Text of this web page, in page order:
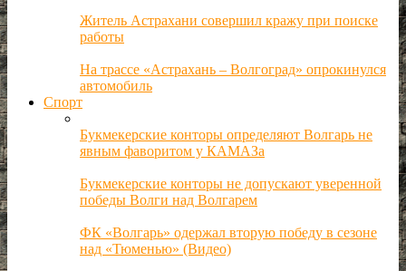
Житель Астрахани совершил кражу при поиске
работы
На трассе «Астрахань – Волгоград» опрокинулся
автомобиль
Спорт
Букмекерские конторы определяют Волгарь не
явным фаворитом у КАМАЗа
Букмекерские конторы не допускают уверенной
победы Волги над Волгарем
ФК «Волгарь» одержал вторую победу в сезоне
над «Тюменью» (Видео)